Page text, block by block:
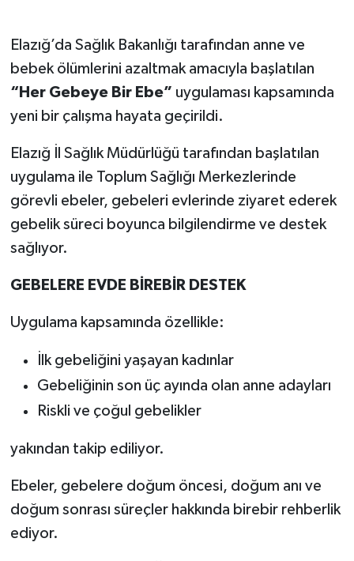
Elazığ’da Sağlık Bakanlığı tarafından anne ve
bebek ölümlerini azaltmak amacıyla başlatılan
“Her Gebeye Bir Ebe” uygulaması kapsamında
yeni bir çalışma hayata geçirildi.
Elazığ İl Sağlık Müdürlüğü tarafından başlatılan
uygulama ile Toplum Sağlığı Merkezlerinde
görevli ebeler, gebeleri evlerinde ziyaret ederek
gebelik süreci boyunca bilgilendirme ve destek
sağlıyor.
GEBELERE EVDE BİREBİR DESTEK
Uygulama kapsamında özellikle:
İlk gebeliğini yaşayan kadınlar
Gebeliğinin son üç ayında olan anne adayları
Riskli ve çoğul gebelikler
yakından takip ediliyor.
Ebeler, gebelere doğum öncesi, doğum anı ve
doğum sonrası süreçler hakkında birebir rehberlik
ediyor.